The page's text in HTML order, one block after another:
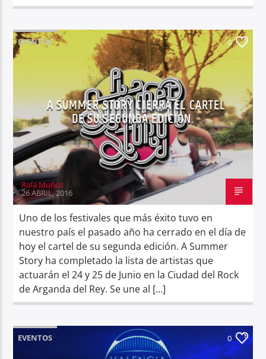
EVENTOS 0
A SUMMER STORY CIERRA EL CARTEL
DE SU SEGUNDA EDICIÓN.
Rafa Muñoz
26 ABRIL, 2016
Uno de los festivales que más éxito tuvo en
nuestro país el pasado año ha cerrado en el día de
hoy el cartel de su segunda edición. A Summer
Story ha completado la lista de artistas que
actuarán el 24 y 25 de Junio en la Ciudad del Rock
de Arganda del Rey. Se une al […]
EVENTOS 0